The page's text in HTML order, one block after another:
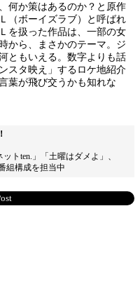
何か策はあるのか？と原作
（ボーイズラブ）と呼ばれ
を扱った作品は、一部の女
から、まさかのテーマ。ジ
ともいえる。数字よりも話
スタ映え」するロケ地紹介
葉が飛び交うかも知れな
トten.」「土曜はダメよ」、
組構成を担当中